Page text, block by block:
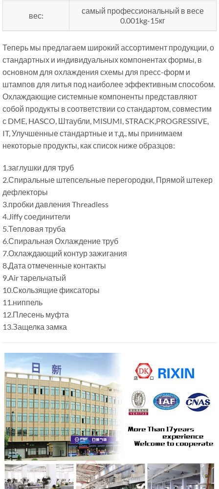
вес:
самый профессиональный в весе
0.001kg-15кг
Теперь мы предлагаем широкий ассортимент продукции, о
стандартных и индивидуальных компонентах формы, в
основном для охлаждения схемы для пресс-форм и
штампов для литья под наиболее эффективным способом.
Охлаждающие системные компоненты представляют
собой продукты в соответствии со стандартом, совместим
с DME, HASCO, Штаубли, MISUMI, STRACK,PROGRESSIVE,
IT, Улучшенные стандартные и т.д., мы принимаем
некоторые продукты, как список ниже образцов:
1.заглушки для труб
2.Спиральные штепсельные перегородки, Прямой штекер
дефлекторы
3.пробки давления Threadless
4.Jiffy соединители
5.Тепловая труба
6.Спиральная Охлаждение труб
7.Охлаждающий контур зажигания
8.Дата отмеченные контакты
9.Air тарельчатый
10.Скользящие фиксаторы
11.ниппель
12.Плесень муфта
13.Защелка замка